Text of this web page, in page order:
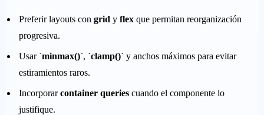
Preferir layouts con grid y flex que permitan reorganización
progresiva.
Usar`minmax()`, `clamp()` y anchos máximos para evitar
estiramientos raros.
Incorporarcontainer queries cuando el componente lo
justifique.